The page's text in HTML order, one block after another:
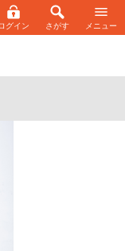
ログイン さがす メニュー